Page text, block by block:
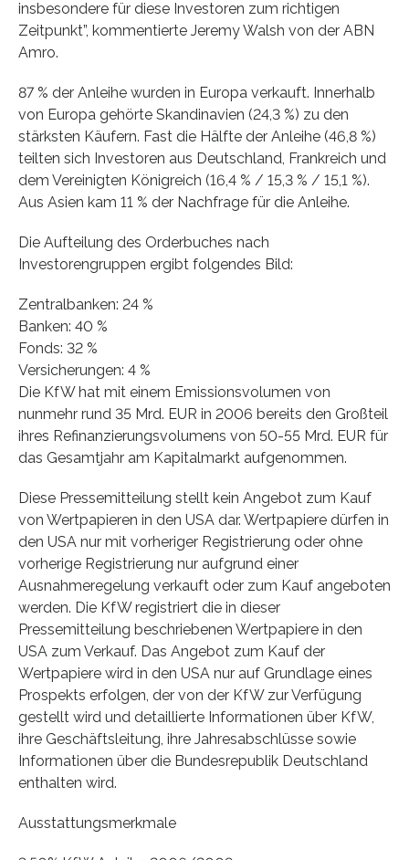
insbesondere für diese Investoren zum richtigen
Zeitpunkt”, kommentierte Jeremy Walsh von der ABN
Amro.
87 % der Anleihe wurden in Europa verkauft. Innerhalb
von Europa gehörte Skandinavien (24,3 %) zu den
stärksten Käufern. Fast die Hälfte der Anleihe (46,8 %)
teilten sich Investoren aus Deutschland, Frankreich und
dem Vereinigten Königreich (16,4 % / 15,3 % / 15,1 %).
Aus Asien kam 11 % der Nachfrage für die Anleihe.
Die Aufteilung des Orderbuches nach
Investorengruppen ergibt folgendes Bild:
Zentralbanken: 24 %
Banken: 40 %
Fonds: 32 %
Versicherungen: 4 %
Die KfW hat mit einem Emissionsvolumen von
nunmehr rund 35 Mrd. EUR in 2006 bereits den Großteil
ihres Refinanzierungsvolumens von 50-55 Mrd. EUR für
das Gesamtjahr am Kapitalmarkt aufgenommen.
Diese Pressemitteilung stellt kein Angebot zum Kauf
von Wertpapieren in den USA dar. Wertpapiere dürfen in
den USA nur mit vorheriger Registrierung oder ohne
vorherige Registrierung nur aufgrund einer
Ausnahmeregelung verkauft oder zum Kauf angeboten
werden. Die KfW registriert die in dieser
Pressemitteilung beschriebenen Wertpapiere in den
USA zum Verkauf. Das Angebot zum Kauf der
Wertpapiere wird in den USA nur auf Grundlage eines
Prospekts erfolgen, der von der KfW zur Verfügung
gestellt wird und detaillierte Informationen über KfW,
ihre Geschäftsleitung, ihre Jahresabschlüsse sowie
Informationen über die Bundesrepublik Deutschland
enthalten wird.
Ausstattungsmerkmale